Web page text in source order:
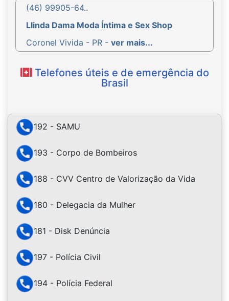
(46) 99905-64..
Llinda Dama Moda Íntima e Sex Shop
Coronel Vivida - PR - ver mais...
Telefones úteis e de emergência do
Brasil
192 - SAMU
193 - Corpo de Bombeiros
188 - CVV Centro de Valorização da Vida
180 - Delegacia da Mulher
181 - Disk Denúncia
197 - Polícia Civil
194 - Polícia Federal